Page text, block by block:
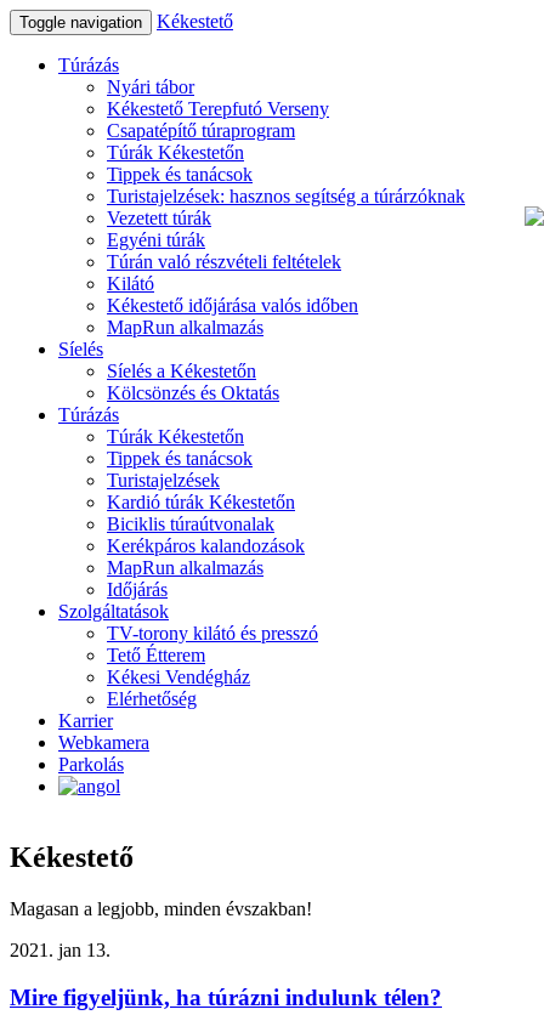
Toggle navigation Kékestető
Túrázás
Nyári tábor
Kékestető Terepfutó Verseny
Csapatépítő túraprogram
Túrák Kékestetőn
Tippek és tanácsok
Turistajelzések: hasznos segítség a túrárzóknak
Vezetett túrák
Egyéni túrák
Túrán való részvételi feltételek
Kilátó
Kékestető időjárása valós időben
MapRun alkalmazás
Síelés
Síelés a Kékestetőn
Kölcsönzés és Oktatás
Túrázás
Túrák Kékestetőn
Tippek és tanácsok
Turistajelzések
Kardió túrák Kékestetőn
Biciklis túraútvonalak
Kerékpáros kalandozások
MapRun alkalmazás
Időjárás
Szolgáltatások
TV-torony kilátó és presszó
Tető Étterem
Kékesi Vendégház
Elérhetőség
Karrier
Webkamera
Parkolás
Kékestető
Magasan a legjobb, minden évszakban!
2021. jan 13.
Mire figyeljünk, ha túrázni indulunk télen?